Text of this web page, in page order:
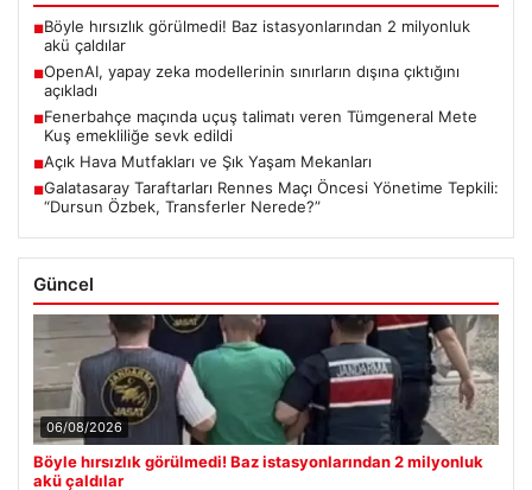
■Böyle hırsızlık görülmedi! Baz istasyonlarından 2 milyonluk
akü çaldılar
■OpenAI, yapay zeka modellerinin sınırların dışına çıktığını
açıkladı
■Fenerbahçe maçında uçuş talimatı veren Tümgeneral Mete
Kuş emekliliğe sevk edildi
■Açık Hava Mutfakları ve Şık Yaşam Mekanları
■Galatasaray Taraftarları Rennes Maçı Öncesi Yönetime Tepkili:
“Dursun Özbek, Transferler Nerede?”
Güncel
06/08/2026
Böyle hırsızlık görülmedi! Baz istasyonlarından 2 milyonluk
akü çaldılar